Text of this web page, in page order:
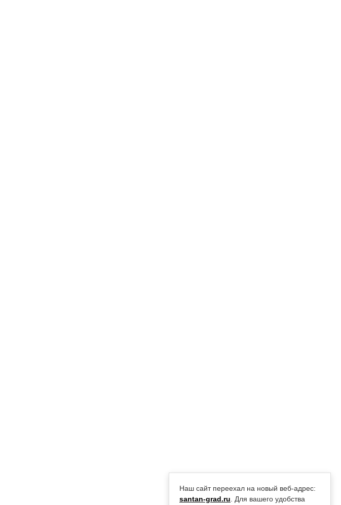
Наш сайт переехал на новый веб-адрес:
santan-grad.ru . Для вашего удобства